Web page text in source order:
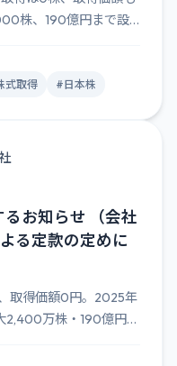
株、190億円まで設
式取得 #日本株
お知らせ （会社
る定款の定めに
取得価額0円。2025年
2,400万株・190億円